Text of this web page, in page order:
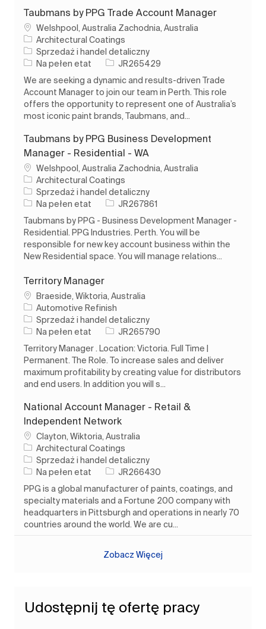
Taubmans by PPG Trade Account Manager
Lokalizacja
Welshpool, Australia Zachodnia, Australia
Architectural Coatings
Kategoria
Sprzedaż i handel detaliczny
Rodzaj pracy
Na pełen etat Identyfikator zadania
JR265429
We are seeking a dynamic and results-driven Trade
Account Manager to join our team in Perth. This role
offers the opportunity to represent one of Australia’s
most iconic paint brands, Taubmans, and...
Taubmans by PPG Business Development
Manager - Residential - WA
Lokalizacja
Welshpool, Australia Zachodnia, Australia
Architectural Coatings
Kategoria
Sprzedaż i handel detaliczny
Rodzaj pracy
Na pełen etat Identyfikator zadania
JR267861
Taubmans by PPG - Business Development Manager -
Residential. PPG Industries. Perth. You will be
responsible for new key account business within the
New Residential space. You will manage relations...
Territory Manager
Lokalizacja
Braeside, Wiktoria, Australia
Automotive Refinish
Kategoria
Sprzedaż i handel detaliczny
Rodzaj pracy
Na pełen etat Identyfikator zadania
JR265790
Territory Manager . Location: Victoria. Full Time |
Permanent. The Role. To increase sales and deliver
maximum profitability by creating value for distributors
and end users. In addition you will s...
National Account Manager - Retail &
Independent Network
Lokalizacja
Clayton, Wiktoria, Australia
Architectural Coatings
Kategoria
Sprzedaż i handel detaliczny
Rodzaj pracy
Na pełen etat Identyfikator zadania
JR266430
PPG is a global manufacturer of paints, coatings, and
specialty materials and a Fortune 200 company with
headquarters in Pittsburgh and operations in nearly 70
countries around the world. We are cu...
Zobacz Więcej
Udostępnij tę ofertę pracy